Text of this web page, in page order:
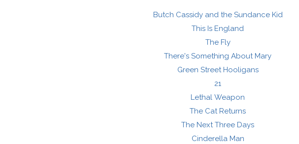
Butch Cassidy and the Sundance Kid
This Is England
The Fly
There's Something About Mary
Green Street Hooligans
21
Lethal Weapon
The Cat Returns
The Next Three Days
Cinderella Man